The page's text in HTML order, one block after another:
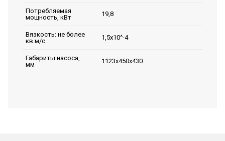
Потребляемая
мощность, кВт
19,8
Вязкость: не более
кв.м/с
1,5х10^-4
Габариты насоса,
мм
1123х450х430